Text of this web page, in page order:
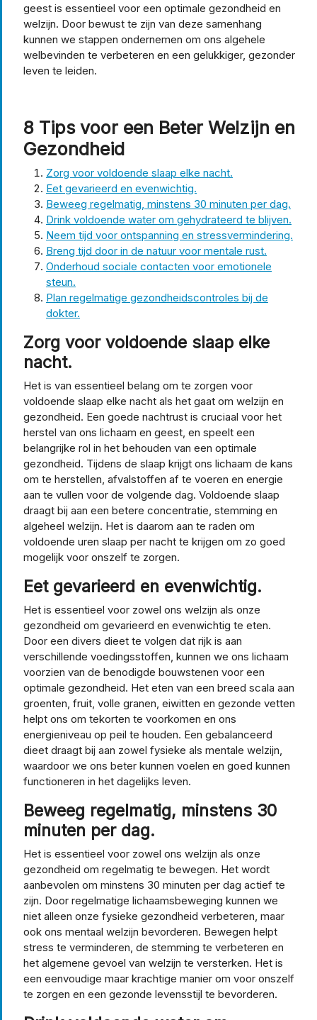
geest is essentieel voor een optimale gezondheid en
welzijn. Door bewust te zijn van deze samenhang
kunnen we stappen ondernemen om ons algehele
welbevinden te verbeteren en een gelukkiger, gezonder
leven te leiden.
8 Tips voor een Beter Welzijn en
Gezondheid
Zorg voor voldoende slaap elke nacht.
Eet gevarieerd en evenwichtig.
Beweeg regelmatig, minstens 30 minuten per dag.
Drink voldoende water om gehydrateerd te blijven.
Neem tijd voor ontspanning en stressvermindering.
Breng tijd door in de natuur voor mentale rust.
Onderhoud sociale contacten voor emotionele
steun.
Plan regelmatige gezondheidscontroles bij de
dokter.
Zorg voor voldoende slaap elke
nacht.
Het is van essentieel belang om te zorgen voor
voldoende slaap elke nacht als het gaat om welzijn en
gezondheid. Een goede nachtrust is cruciaal voor het
herstel van ons lichaam en geest, en speelt een
belangrijke rol in het behouden van een optimale
gezondheid. Tijdens de slaap krijgt ons lichaam de kans
om te herstellen, afvalstoffen af te voeren en energie
aan te vullen voor de volgende dag. Voldoende slaap
draagt bij aan een betere concentratie, stemming en
algeheel welzijn. Het is daarom aan te raden om
voldoende uren slaap per nacht te krijgen om zo goed
mogelijk voor onszelf te zorgen.
Eet gevarieerd en evenwichtig.
Het is essentieel voor zowel ons welzijn als onze
gezondheid om gevarieerd en evenwichtig te eten.
Door een divers dieet te volgen dat rijk is aan
verschillende voedingsstoffen, kunnen we ons lichaam
voorzien van de benodigde bouwstenen voor een
optimale gezondheid. Het eten van een breed scala aan
groenten, fruit, volle granen, eiwitten en gezonde vetten
helpt ons om tekorten te voorkomen en ons
energieniveau op peil te houden. Een gebalanceerd
dieet draagt bij aan zowel fysieke als mentale welzijn,
waardoor we ons beter kunnen voelen en goed kunnen
functioneren in het dagelijks leven.
Beweeg regelmatig, minstens 30
minuten per dag.
Het is essentieel voor zowel ons welzijn als onze
gezondheid om regelmatig te bewegen. Het wordt
aanbevolen om minstens 30 minuten per dag actief te
zijn. Door regelmatige lichaamsbeweging kunnen we
niet alleen onze fysieke gezondheid verbeteren, maar
ook ons mentaal welzijn bevorderen. Bewegen helpt
stress te verminderen, de stemming te verbeteren en
het algemene gevoel van welzijn te versterken. Het is
een eenvoudige maar krachtige manier om voor onszelf
te zorgen en een gezonde levensstijl te bevorderen.